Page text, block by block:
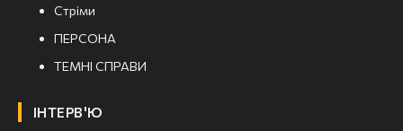
Стріми
ПЕРСОНА
ТЕМНІ СПРАВИ
ІНТЕРВ'Ю